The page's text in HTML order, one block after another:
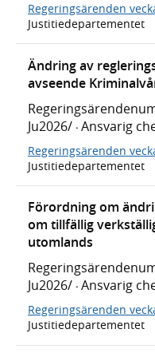
Regeringsärenden
Justitiedepartementet
Ändring av
avseende
Ju2026/ · Ansvarig
Regeringsärenden
Justitiedepartementet
Förordning om
om tillfällig
utomlands
Ju2026/ · Ansvarig
Regeringsärenden
Justitiedepartementet